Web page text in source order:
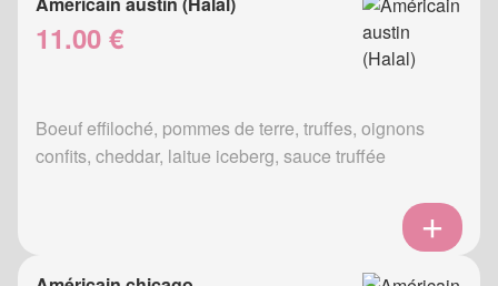
11.00 €
Boeuf effiloché, pommes de terre, truffes, oignons
confits, cheddar, laitue iceberg, sauce truffée